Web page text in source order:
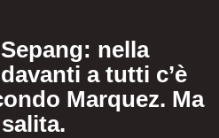
nella
a tutti c’è
Marquez. Ma